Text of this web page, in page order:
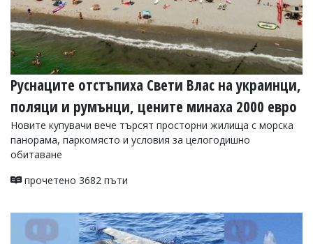
Руснаците отстъпиха Свети Влас на украинци,
поляци и румънци, цените минаха 2000 евро
Новите купувачи вече търсят просторни жилища с морска
панорама, паркомясто и условия за целогодишно
обитаване
прочетено 3682 пъти